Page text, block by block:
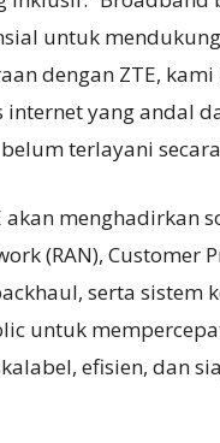
untuk
dengan ZTE,
internet yang andal
terlayani
akan menghadirkan
(RAN), Customer
serta sistem
untuk
efisien, dan